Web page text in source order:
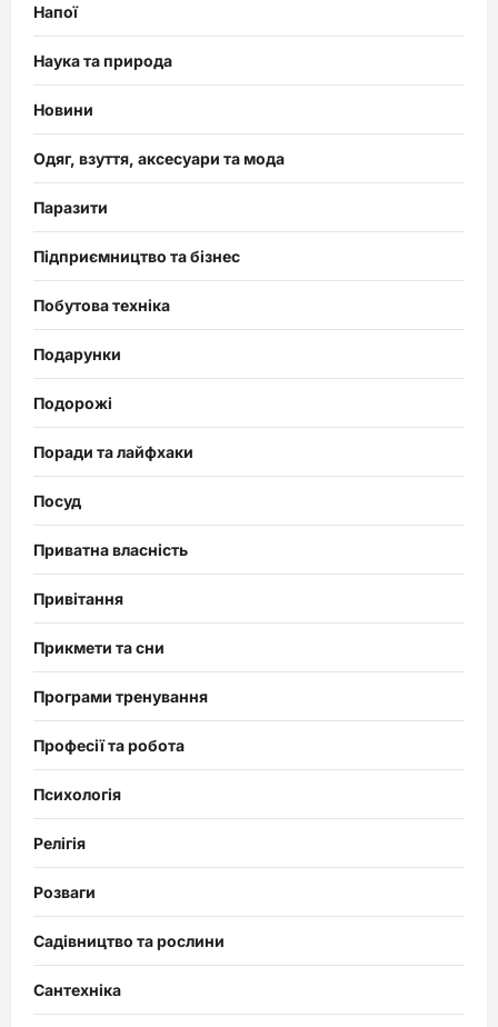
Напої
Наука та природа
Новини
Одяг, взуття, аксесуари та мода
Паразити
Підприємництво та бізнес
Побутова техніка
Подарунки
Подорожі
Поради та лайфхаки
Посуд
Приватна власність
Привітання
Прикмети та сни
Програми тренування
Професії та робота
Психологія
Релігія
Розваги
Садівництво та рослини
Сантехніка